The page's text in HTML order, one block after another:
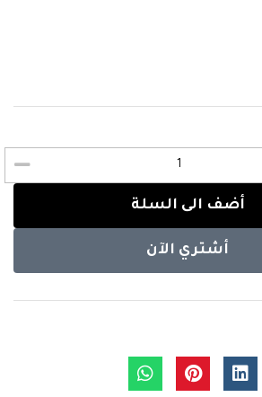
أضف الى السلة
أشتري الآن